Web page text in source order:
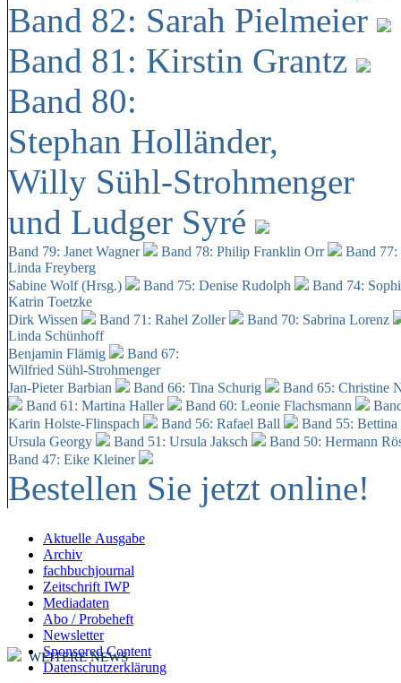
Band 82: Sarah Pielmeier
Band 81: Kirstin Grantz
Band 80:
Stephan Holländer,
Willy Sühl-Strohmenger
und Ludger Syré
Band 79: Janet Wagner Band 78: Philip Franklin Orr
Band
Linda Freyberg
Sabine Wolf (Hrsg.)
Band 75: Denise Rudolph
Band 74:
Katrin Toetzke
Dirk Wissen
Band 71: Rahel Zoller
Band 70: Sabrina Lorenz
Linda Schünhoff
Benjamin Flämig
Band 67:
Wilfried Sühl-Strohmenger
Jan-Pieter Barbian
Band 66: Tina Schurig
Band 65: Christine
Band 61: Martina Haller
Band 60: Leonie Flachsmann
Karin Holste-Flinspach
Band 56: Rafael Ball
Band 55:
Ursula Georgy
Band 51: Ursula Jaksch Band 50: Hermann
Band 47: Eike Kleiner
Bestellen Sie jetzt online!
Aktuelle Ausgabe
Archiv
fachbuchjournal
Zeitschrift IWP
Mediadaten
Abo / Probeheft
Newsletter
Sponsored Content
Datenschutzerklärung
WEITERE NEWS